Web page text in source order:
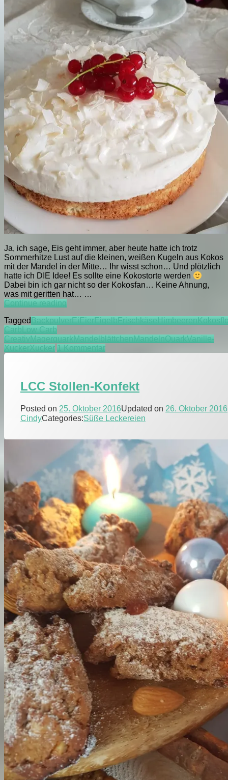
Ja, ich sage, Eis geht immer, aber heute hatte ich trotz
Sommerhitze Lust auf die kleinen, weißen Kugeln aus Kokos
mit der Mandel in der Mitte… Ihr wisst schon… Und plötzlich
hatte ich DIE Idee! Es sollte eine Kokostorte werden
Dabei bin ich gar nicht so der Kokosfan… Keine Ahnung,
was mit geritten hat… …
Continue readingLCC
TaggedBackpulverEiEierEigelbFrischkäseHimbeeren
CarbLow Carb
CreativMagerquarkMandelblättchenMandelnQuarkVanille-
XuckerXucker 1 Kommentarzu
LCC Stollen-Konfekt
Posted on 25. Oktober 2016Updated on 26. Oktober 2016
CindyCategories:Süße Leckereien